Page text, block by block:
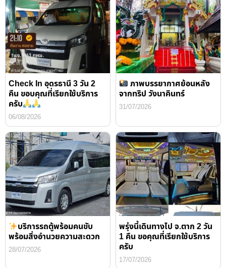
Check In อุดรธานี 3 วัน 2
คืน ขอบคุณที่เรียกใช้บริการ
ครับ
06/08/2026
ภาพบรรยากาศย้อนหลัง
จากทริป วังนาคินทร์
31/07/2026
บริการรถตู้พร้อมคนขับ
พร้อมสิ่งอำนวยความสะดวก
28/07/2026
พรุ่งนี้เดินทางไป จ.ตาก 2 วัน
1 คืน ขอคุณที่เรียกใช้บริการ
ครับ
17/07/2026